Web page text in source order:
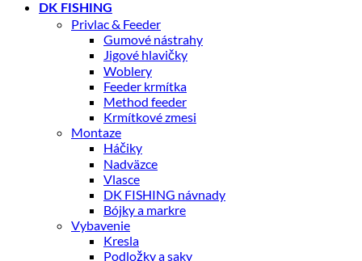
DK FISHING
Privlac & Feeder
Gumové nástrahy
Jigové hlavičky
Woblery
Feeder krmítka
Method feeder
Krmítkové zmesi
Montaze
Háčiky
Nadväzce
Vlasce
DK FISHING návnady
Bójky a markre
Vybavenie
Kresla
Podložky a saky